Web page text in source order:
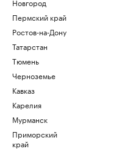
Пермский край
Ростов-на-Дону
Татарстан
Тюмень
Черноземье
Кавказ
Карелия
Мурманск
Приморский
край